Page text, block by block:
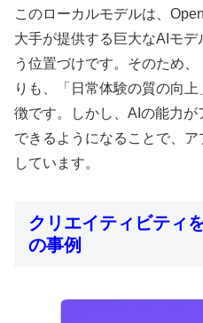
このローカルモデルは、
大手が提供する巨大なAIモ
う位置づけです。そのため
りも、「日常体験の質の向
徴です。しかし、AIの能力
できるようになることで、
しています。
クリエイティビティ
の事例